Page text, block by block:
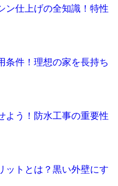
ン仕上げの全知識！特性
条件！理想の家を長持ち
よう！防水工事の重要性
ットとは？黒い外壁にす